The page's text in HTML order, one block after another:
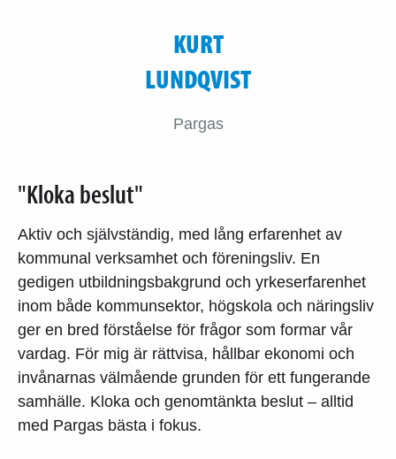
KURT
LUNDQVIST
Pargas
"Kloka beslut"
Aktiv och självständig, med lång erfarenhet av
kommunal verksamhet och föreningsliv. En
gedigen utbildningsbakgrund och yrkeserfarenhet
inom både kommunsektor, högskola och näringsliv
ger en bred förståelse för frågor som formar vår
vardag. För mig är rättvisa, hållbar ekonomi och
invånarnas välmående grunden för ett fungerande
samhälle. Kloka och genomtänkta beslut – alltid
med Pargas bästa i fokus.